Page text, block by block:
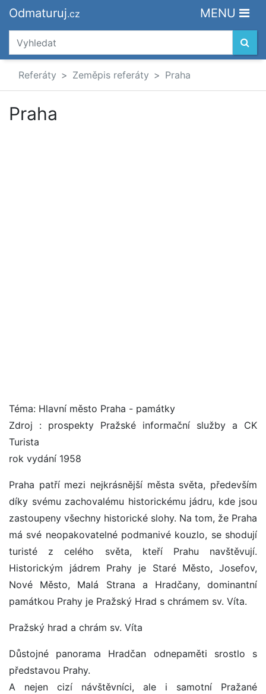
Odmaturuj.cz MENU
Referáty Zeměpis referáty Praha
Praha
Téma: Hlavní město Praha - památky
Zdroj : prospekty Pražské informační služby a CK
Turista
rok vydání 1958
Praha patří mezi nejkrásnější města světa, především
díky svému zachovalému historickému jádru, kde jsou
zastoupeny všechny historické slohy. Na tom, že Praha
má své neopakovatelné podmanivé kouzlo, se shodují
turisté z celého světa, kteří Prahu navštěvují.
Historickým jádrem Prahy je Staré Město, Josefov,
Nové Město, Malá Strana a Hradčany, dominantní
památkou Prahy je Pražský Hrad s chrámem sv. Víta.
Pražský hrad a chrám sv. Víta
Důstojné panorama Hradčan odnepaměti srostlo s
představou Prahy.
A nejen cizí návštěvníci, ale i samotní Pražané